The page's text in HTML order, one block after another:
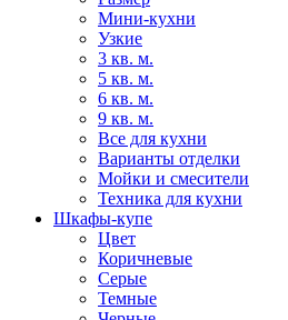
Мини-кухни
Узкие
3 кв. м.
5 кв. м.
6 кв. м.
9 кв. м.
Все для кухни
Варианты отделки
Мойки и смесители
Техника для кухни
Шкафы-купе
Цвет
Коричневые
Серые
Темные